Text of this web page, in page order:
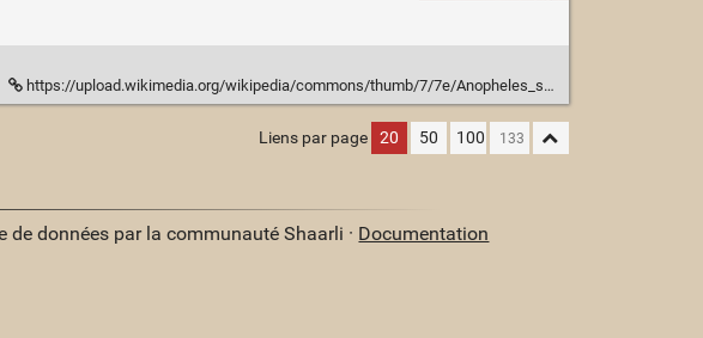
https://upload.wikimedia.org/wikipedia/commons/thumb/7/7e/Anopheles_stephensi.jpeg/1024px-Anopheles_stephensi.jpeg
Liens par page 20 50 100
de données par la communauté Shaarli · Documentation